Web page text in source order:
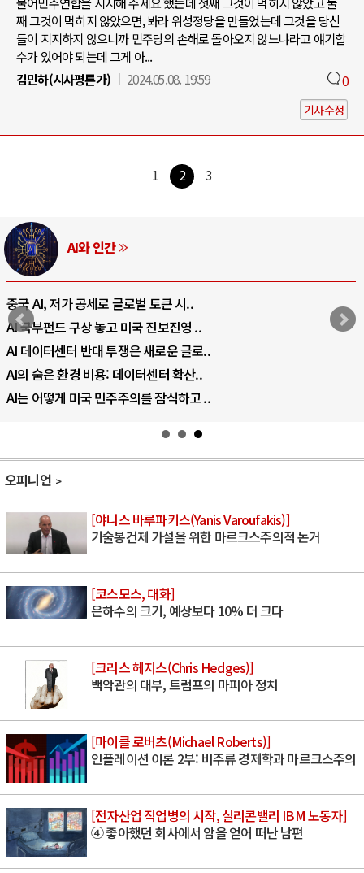
째 그것이 먹히지 않았으면, 봐라 위성정당을 만들었는데 그것을 당신
들이 지지하지 않으니까 민주당의 손해로 돌아오지 않느냐라고 얘기할
수가 있어야 되는데 그게 아...
김민하(시사평론가)
2024.05.08. 19:59 0
기사수정
1 2 3
AI와 인간
중국 AI, 저가 공세로 글로벌 토큰 시..
AI 국부펀드 구상 놓고 미국 진보진영 ..
AI 데이터센터 반대 투쟁은 새로운 글로..
AI의 숨은 환경 비용: 데이터센터 확산..
AI는 어떻게 미국 민주주의를 잠식하고 ..
오피니언
[야니스 바루파키스(Yanis Varoufakis)]
기술봉건제 가설을 위한 마르크스주의적 논거
[코스모스, 대화]
은하수의 크기, 예상보다 10% 더 크다
[크리스 헤지스(Chris Hedges)]
백악관의 대부, 트럼프의 마피아 정치
[마이클 로버츠(Michael Roberts)]
인플레이션 이론 2부: 비주류 경제학과 마르크스주의
[전자산업 직업병의 시작, 실리콘밸리 IBM 노동자]
④ 좋아했던 회사에서 암을 얻어 떠난 남편